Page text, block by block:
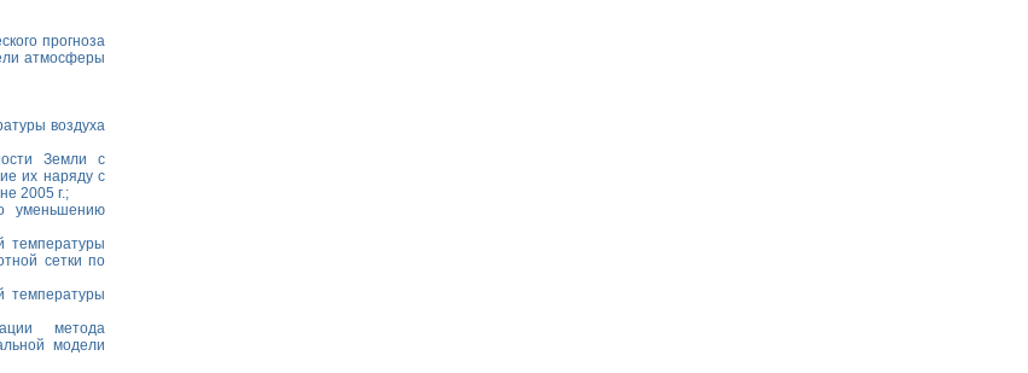
прогноза
атмосферы
воздуха
Земли с
их наряду с
2005 г.;
уменьшению
температуры
сетки по
температуры
метода
модели